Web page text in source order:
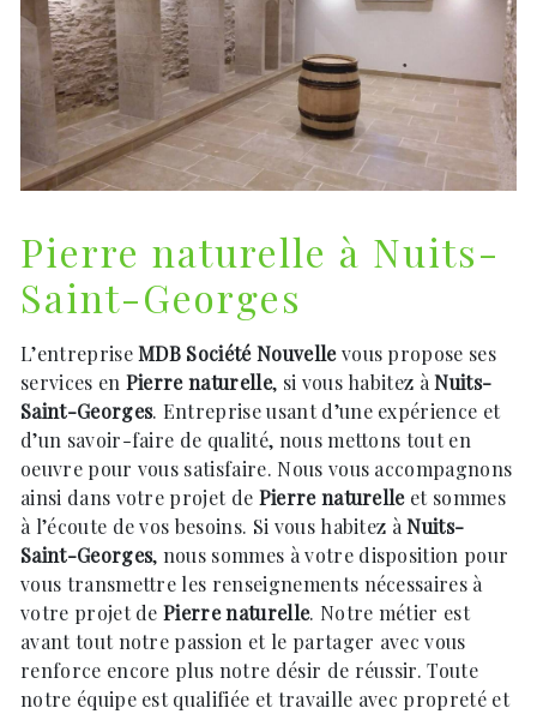
Pierre naturelle à Nuits-
Saint-Georges
L’entrepriseMDB Société Nouvellevous propose ses
services en Pierre naturelle, si vous habitez àNuits-
Saint-Georges. Entreprise usant d’une expérience et
d’un savoir-faire de qualité, nous mettons tout en
oeuvre pour vous satisfaire. Nous vous accompagnons
ainsi dans votre projet de Pierre naturelleet sommes
à l’écoute de vos besoins. Si vous habitez àNuits-
Saint-Georges, nous sommes à votre disposition pour
vous transmettre les renseignements nécessaires à
votre projet dePierre naturelle. Notre métier est
avant tout notre passion et le partager avec vous
renforce encore plus notre désir de réussir. Toute
notre équipe est qualifiée et travaille avec propreté et